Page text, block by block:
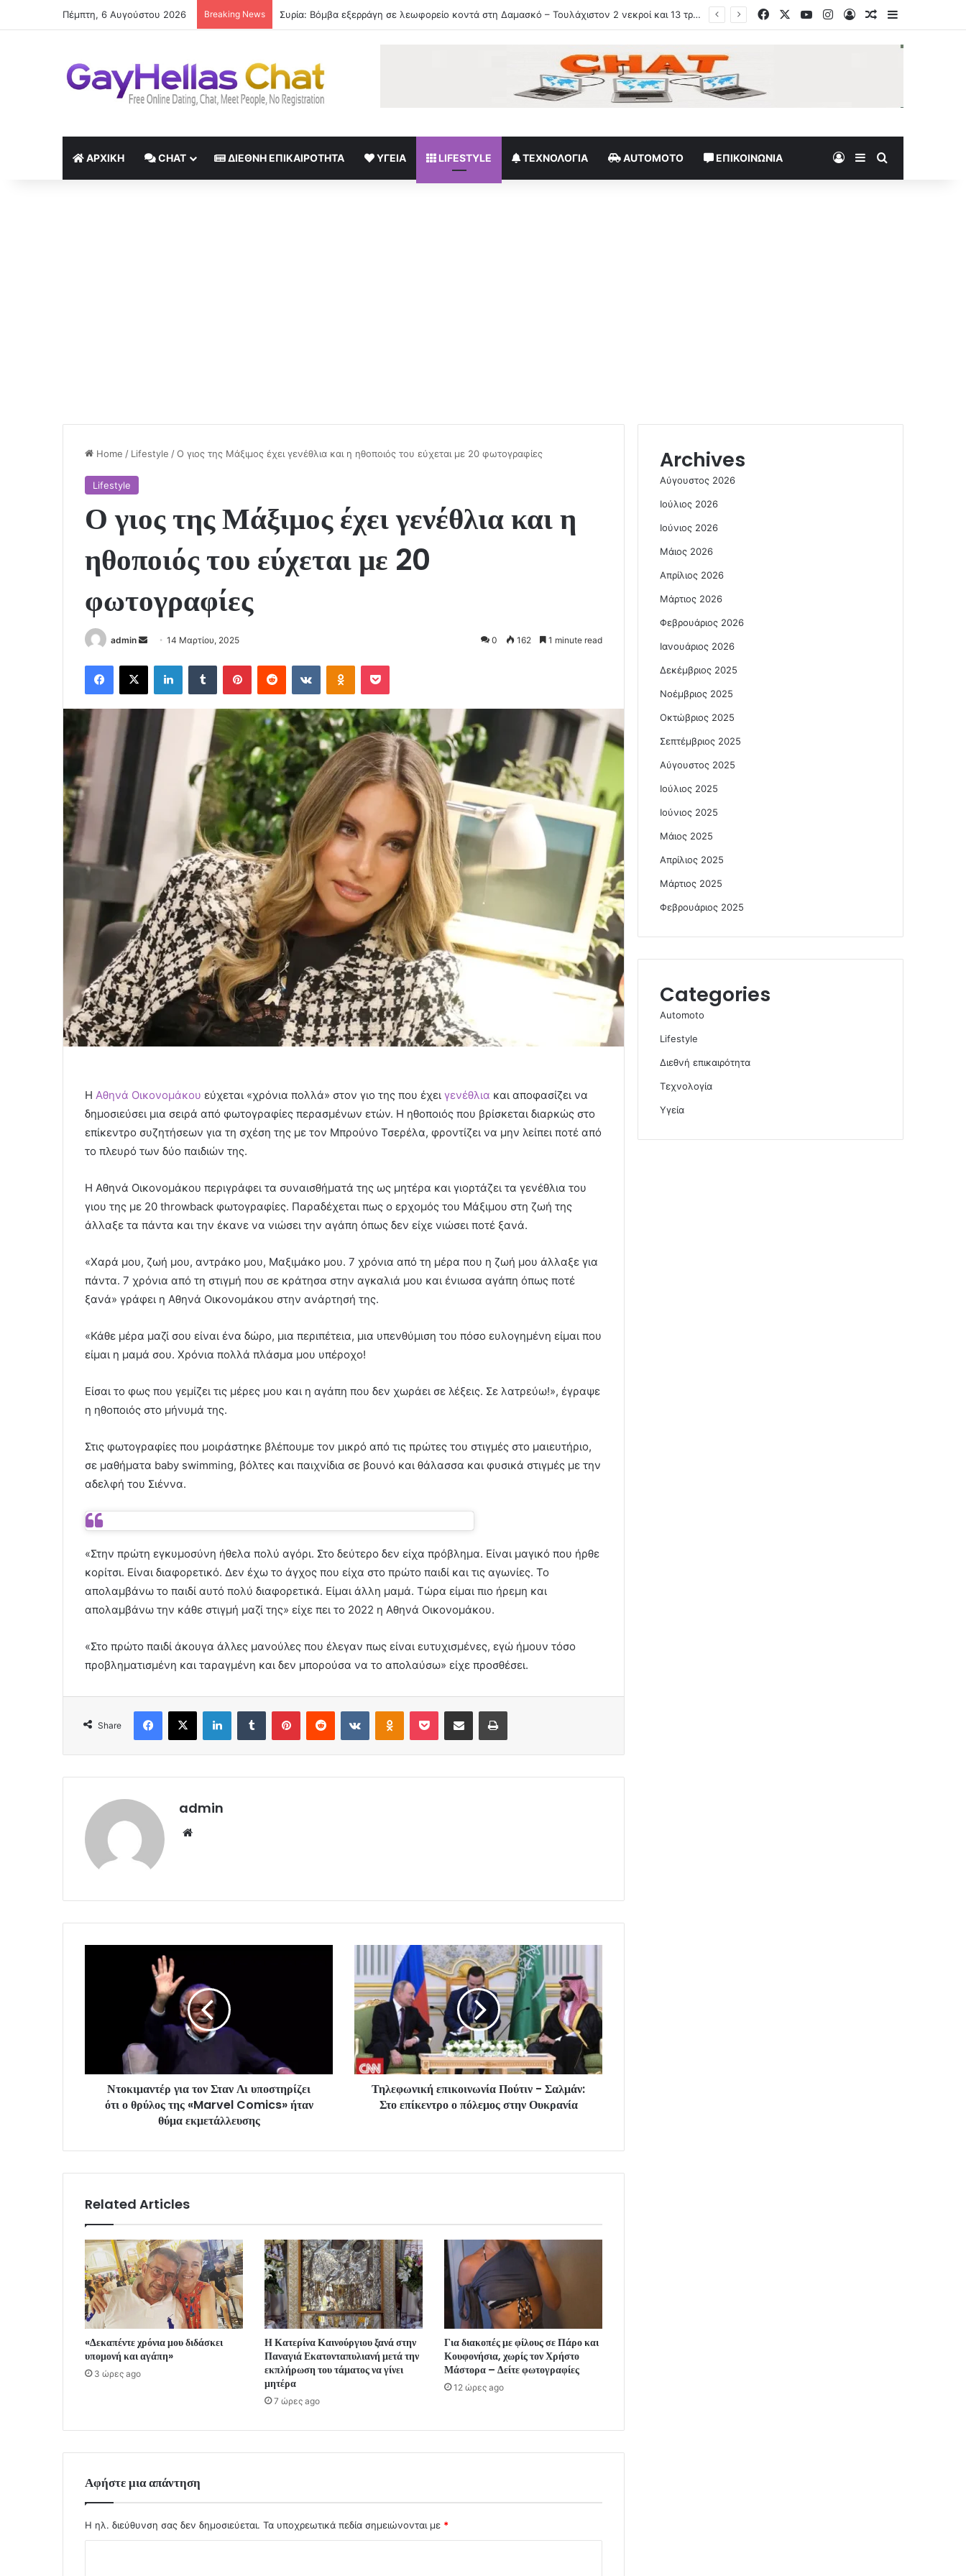
Πέμπτη, 6 Αυγούστου 2026 Breaking News «Δεκαπέντε χρόνια μου διδάσκει υπομονή και αγάπη» FacebookYouTubeInstagram
Log InRandom Article
Sidebar
ΑΡΧΙΚΉ CHAT ΔΙΕΘΝΉ ΕΠΙΚΑΙΡΌΤΗΤΑ ΥΓΕΊΑ LIFESTYLE ΤΕΧΝΟΛΟΓΊΑ AUTOMOTO ΕΠΙΚΟΙΝΩΝΊΑ Log InSidebar
Home / Lifestyle /Ο γιος της Μάξιμος έχει γενέθλια και η ηθοποιός του εύχεται με 20 φωτογραφίες
Lifestyle
Ο γιος της Μάξιμος έχει γενέθλια και η
ηθοποιός του εύχεται με 20
φωτογραφίες
admin
Send
email
14 Μαρτίου, 2025 0 162 1 minute read
Facebook
X LinkedInTumblr PinterestReddit VKontakteOdnoklassniki
Pocket
Η Αθηνά Οικονομάκου εύχεται «χρόνια πολλά» στον γιο της που έχει γενέθλια και αποφασίζει να
δημοσιεύσει μια σειρά από φωτογραφίες περασμένων ετών. Η ηθοποιός που βρίσκεται διαρκώς στο
επίκεντρο συζητήσεων για τη σχέση της με τον Μπρούνο Τσερέλα, φροντίζει να μην λείπει ποτέ από
το πλευρό των δύο παιδιών της.
Η Αθηνά Οικονομάκου περιγράφει τα συναισθήματά της ως μητέρα και γιορτάζει τα γενέθλια του
γιου της με 20 throwback φωτογραφίες. Παραδέχεται πως ο ερχομός του Μάξιμου στη ζωή της
άλλαξε τα πάντα και την έκανε να νιώσει την αγάπη όπως δεν είχε νιώσει ποτέ ξανά.
«Χαρά μου, ζωή μου, αντράκο μου, Μαξιμάκο μου. 7 χρόνια από τη μέρα που η ζωή μου άλλαξε για
πάντα. 7 χρόνια από τη στιγμή που σε κράτησα στην αγκαλιά μου και ένιωσα αγάπη όπως ποτέ
ξανά» γράφει η Αθηνά Οικονομάκου στην ανάρτησή της.
«Κάθε μέρα μαζί σου είναι ένα δώρο, μια περιπέτεια, μια υπενθύμιση του πόσο ευλογημένη είμαι που
είμαι η μαμά σου. Χρόνια πολλά πλάσμα μου υπέροχο!
Είσαι το φως που γεμίζει τις μέρες μου και η αγάπη που δεν χωράει σε λέξεις. Σε λατρεύω!», έγραψε
η ηθοποιός στο μήνυμά της.
Στις φωτογραφίες που μοιράστηκε βλέπουμε τον μικρό από τις πρώτες του στιγμές στο μαιευτήριο,
σε μαθήματα baby swimming, βόλτες και παιχνίδια σε βουνό και θάλασσα και φυσικά στιγμές με την
αδελφή του Σιέννα.
«Στην πρώτη εγκυμοσύνη ήθελα πολύ αγόρι. Στο δεύτερο δεν είχα πρόβλημα. Είναι μαγικό που ήρθε
κορίτσι. Είναι διαφορετικό. Δεν έχω το άγχος που είχα στο πρώτο παιδί και τις αγωνίες. Το
απολαμβάνω το παιδί αυτό πολύ διαφορετικά. Είμαι άλλη μαμά. Τώρα είμαι πιο ήρεμη και
απολαμβάνω την κάθε στιγμή μαζί της» είχε πει το 2022 η Αθηνά Οικονομάκου.
«Στο πρώτο παιδί άκουγα άλλες μανούλες που έλεγαν πως είναι ευτυχισμένες, εγώ ήμουν τόσο
προβληματισμένη και ταραγμένη και δεν μπορούσα να το απολαύσω» είχε προσθέσει.
Share
Facebook
X LinkedInTumblr PinterestReddit VKontakteOdnoklassniki
Pocket Share via Email Print
admin
Ντοκιμαντέρ για τον Σταν Λι υποστηρίζει
ότι ο θρύλος της «Marvel Comics» ήταν
θύμα εκμετάλλευσης
Τηλεφωνική επικοινωνία Πούτιν - Σαλμάν:
Στο επίκεντρο ο πόλεμος στην Ουκρανία
Related Articles
«Δεκαπέντε χρόνια μου διδάσκει
υπομονή και αγάπη»
3 ώρες ago
Η Κατερίνα Καινούργιου ξανά στην
Παναγιά Εκατονταπυλιανή μετά την
εκπλήρωση του τάματος να γίνει
μητέρα
7 ώρες ago
Για διακοπές με φίλους σε Πάρο και
Κουφονήσια, χωρίς τον Χρήστο
Μάστορα – Δείτε φωτογραφίες
12 ώρες ago
Αφήστε μια απάντηση
Η ηλ. διεύθυνση σας δεν δημοσιεύεται. Τα υποχρεωτικά πεδία σημειώνονται με *
Archives
Αύγουστος 2026
Ιούλιος 2026
Ιούνιος 2026
Μάιος 2026
Απρίλιος 2026
Μάρτιος 2026
Φεβρουάριος 2026
Ιανουάριος 2026
Δεκέμβριος 2025
Νοέμβριος 2025
Οκτώβριος 2025
Σεπτέμβριος 2025
Αύγουστος 2025
Ιούλιος 2025
Ιούνιος 2025
Μάιος 2025
Απρίλιος 2025
Μάρτιος 2025
Φεβρουάριος 2025
Categories
Automoto
Lifestyle
Διεθνή επικαιρότητα
Τεχνολογία
Υγεία